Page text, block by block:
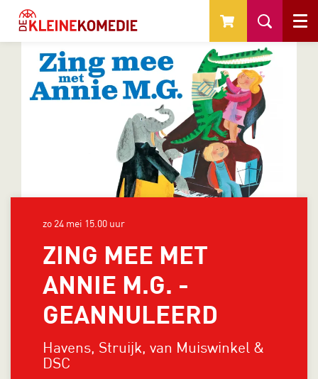
Menu
ZING MEE MET
ANNIE M.G. -
GEANNULEERD
Havens, Struijk, van Muiswinkel &
DSC
zo 24 mei 15.00 uur